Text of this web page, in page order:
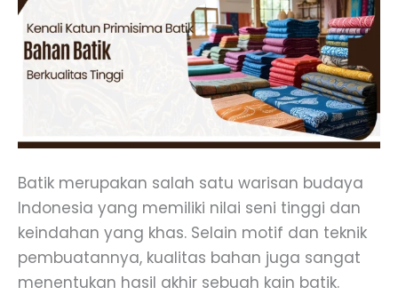
Batik merupakan salah satu warisan budaya
Indonesia yang memiliki nilai seni tinggi dan
keindahan yang khas. Selain motif dan teknik
pembuatannya, kualitas bahan juga sangat
menentukan hasil akhir sebuah kain batik.